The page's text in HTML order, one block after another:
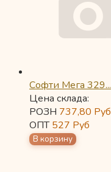
Софти Мега 329...
Цена склада:
РОЗН 737,80 Руб
ОПТ527 Руб